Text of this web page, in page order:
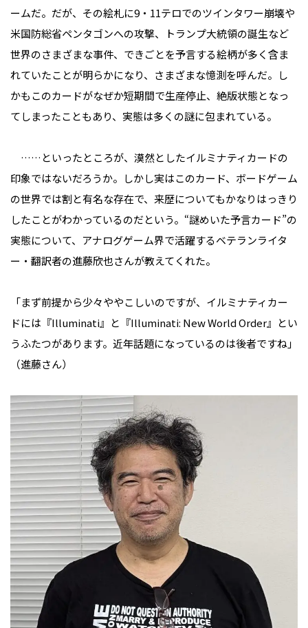
ームだ。だが、その絵札に9・11テロでのツインタワー崩壊や
米国防総省ペンタゴンへの攻撃、トランプ大統領の誕生など
世界のさまざまな事件、できごとを予言する絵柄が多く含ま
れていたことが明らかになり、さまざまな憶測を呼んだ。し
かもこのカードがなぜか短期間で生産停止、絶版状態となっ
てしまったこともあり、実態は多くの謎に包まれている。
……といったところが、漠然としたイルミナティカードの
印象ではないだろうか。しかし実はこのカード、ボードゲーム
の世界では割と有名な存在で、来歴についてもかなりはっきり
したことがわかっているのだという。“謎めいた予言カード”の
実態について、アナログゲーム界で活躍するベテランライタ
ー・翻訳者の進藤欣也さんが教えてくれた。
「まず前提から少々ややこしいのですが、イルミナティカー
ドには『Illuminati』と『Illuminati: New World Order』とい
うふたつがあります。近年話題になっているのは後者ですね」
（進藤さん）